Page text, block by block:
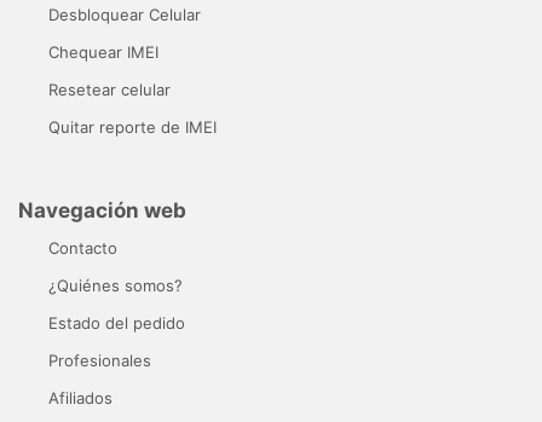
Desbloquear Celular
Chequear IMEI
Resetear celular
Quitar reporte de IMEI
Navegación web
Contacto
¿Quiénes somos?
Estado del pedido
Profesionales
Afiliados